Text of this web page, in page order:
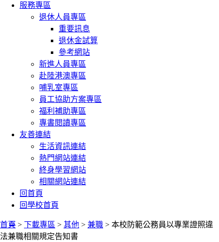
服務專區
退休人員專區
重要訊息
退休金試算
參考網站
新進人員專區
赴陸港澳專區
哺乳室專區
員工協助方案專區
福利補助專區
專書閱讀專區
友善連結
生活資訊連結
熱門網站連結
終身學習網站
相關網站連結
回首頁
回學校首頁
:::
首頁 > 下載專區 > 其他 > 兼職 > 本校防範公務員以專業證照違
法兼職相關規定告知書